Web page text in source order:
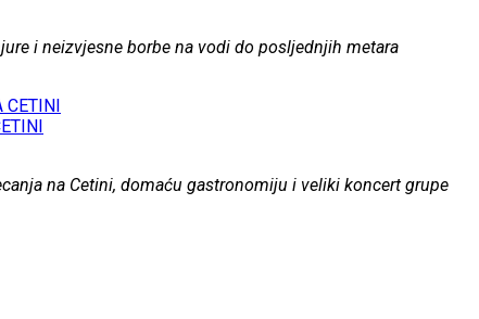
i neizvjesne borbe na vodi do posljednjih metara
na Cetini, domaću gastronomiju i veliki koncert grupe